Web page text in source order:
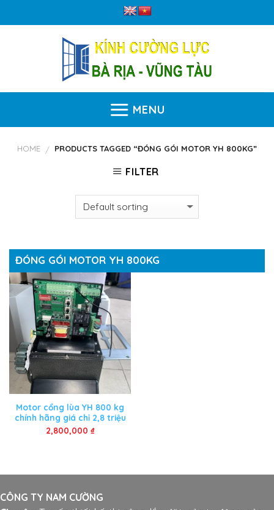
to
MENU
HOME / PRODUCTS TAGGED “ĐÓNG GÓI MOTOR YH 800KG”
FILTER
ĐÓNG GÓI MOTOR YH 800KG
Motor cổng lùa YH 800 kg
chính hãng giá chỉ 2,8 triệu
2,800,000 ₫
CÔNG TY NAM CƯỜNG